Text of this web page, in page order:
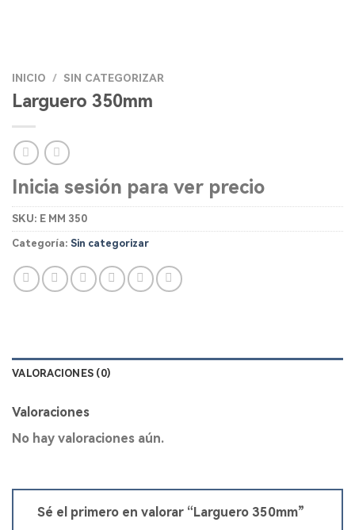
INICIO / SIN CATEGORIZAR
Larguero 350mm
Inicia sesión para ver precio
SKU: E MM 350
Categoría: Sin categorizar
VALORACIONES (0)
Valoraciones
No hay valoraciones aún.
Sé el primero en valorar “Larguero 350mm”